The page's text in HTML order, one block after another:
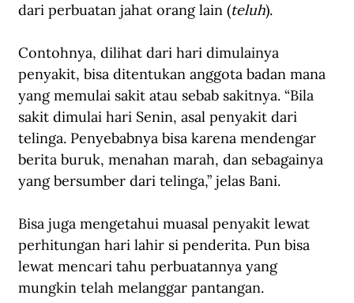
dari perbuatan jahat orang lain (teluh).
Contohnya, dilihat dari hari dimulainya
penyakit, bisa ditentukan anggota badan mana
yang memulai sakit atau sebab sakitnya. “Bila
sakit dimulai hari Senin, asal penyakit dari
telinga. Penyebabnya bisa karena mendengar
berita buruk, menahan marah, dan sebagainya
yang bersumber dari telinga,” jelas Bani.
Bisa juga mengetahui muasal penyakit lewat
perhitungan hari lahir si penderita. Pun bisa
lewat mencari tahu perbuatannya yang
mungkin telah melanggar pantangan.